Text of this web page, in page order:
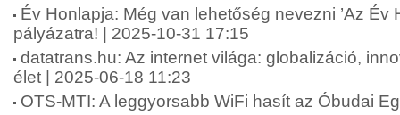
Év Honlapja: Még van lehetőség nevezni ’Az Év
pályázatra! | 2025-10-31 17:15
datatrans.hu: Az internet világa: globalizáció,
élet | 2025-06-18 11:23
OTS-MTI: A leggyorsabb WiFi hasít az Óbudai